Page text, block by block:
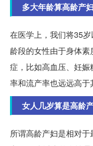
多大年龄算高龄产
在医学上，我们将35
龄段的女性由于身体
症，比如高血压、妊
率和流产率也远远高于
女人几岁算是高龄
所谓高龄产妇是相对